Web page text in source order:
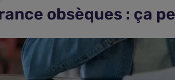
obsèques : ça